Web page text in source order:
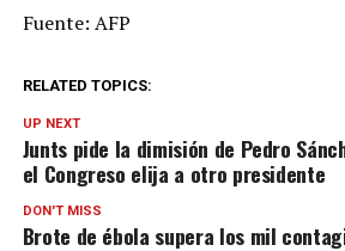
Fuente: AFP
RELATED TOPICS:
UP NEXT
Junts pide la dimisión de Pedro
el Congreso elija a otro presidente
DON'T MISS
Brote de ébola supera los mil